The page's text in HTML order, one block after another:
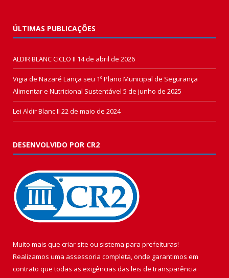
ÚLTIMAS PUBLICAÇÕES
ALDIR BLANC CICLO II 14 de abril de 2026
Vigia de Nazaré Lança seu 1º Plano Municipal de Segurança
Alimentar e Nutricional Sustentável 5 de junho de 2025
Lei Aldir Blanc II 22 de maio de 2024
DESENVOLVIDO POR CR2
Muito mais que criar site ou sistema para prefeituras!
Realizamos uma assessoria completa, onde garantimos em
contrato que todas as exigências das leis de transparência